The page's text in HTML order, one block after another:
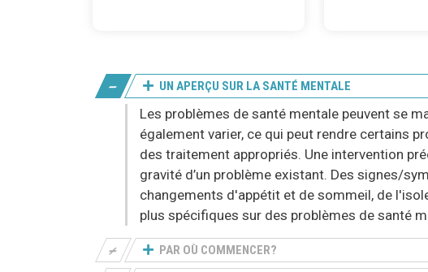
UN APERÇU SUR LA SANTÉ MENTALE
Les problèmes de santé mentale peuvent se
également varier, ce qui peut rendre certains
des traitement appropriés. Une intervention
gravité d’un problème existant. Des signes/
changements d'appétit et de sommeil, de
plus spécifiques sur des problèmes de santé
PAR OÙ COMMENCER?